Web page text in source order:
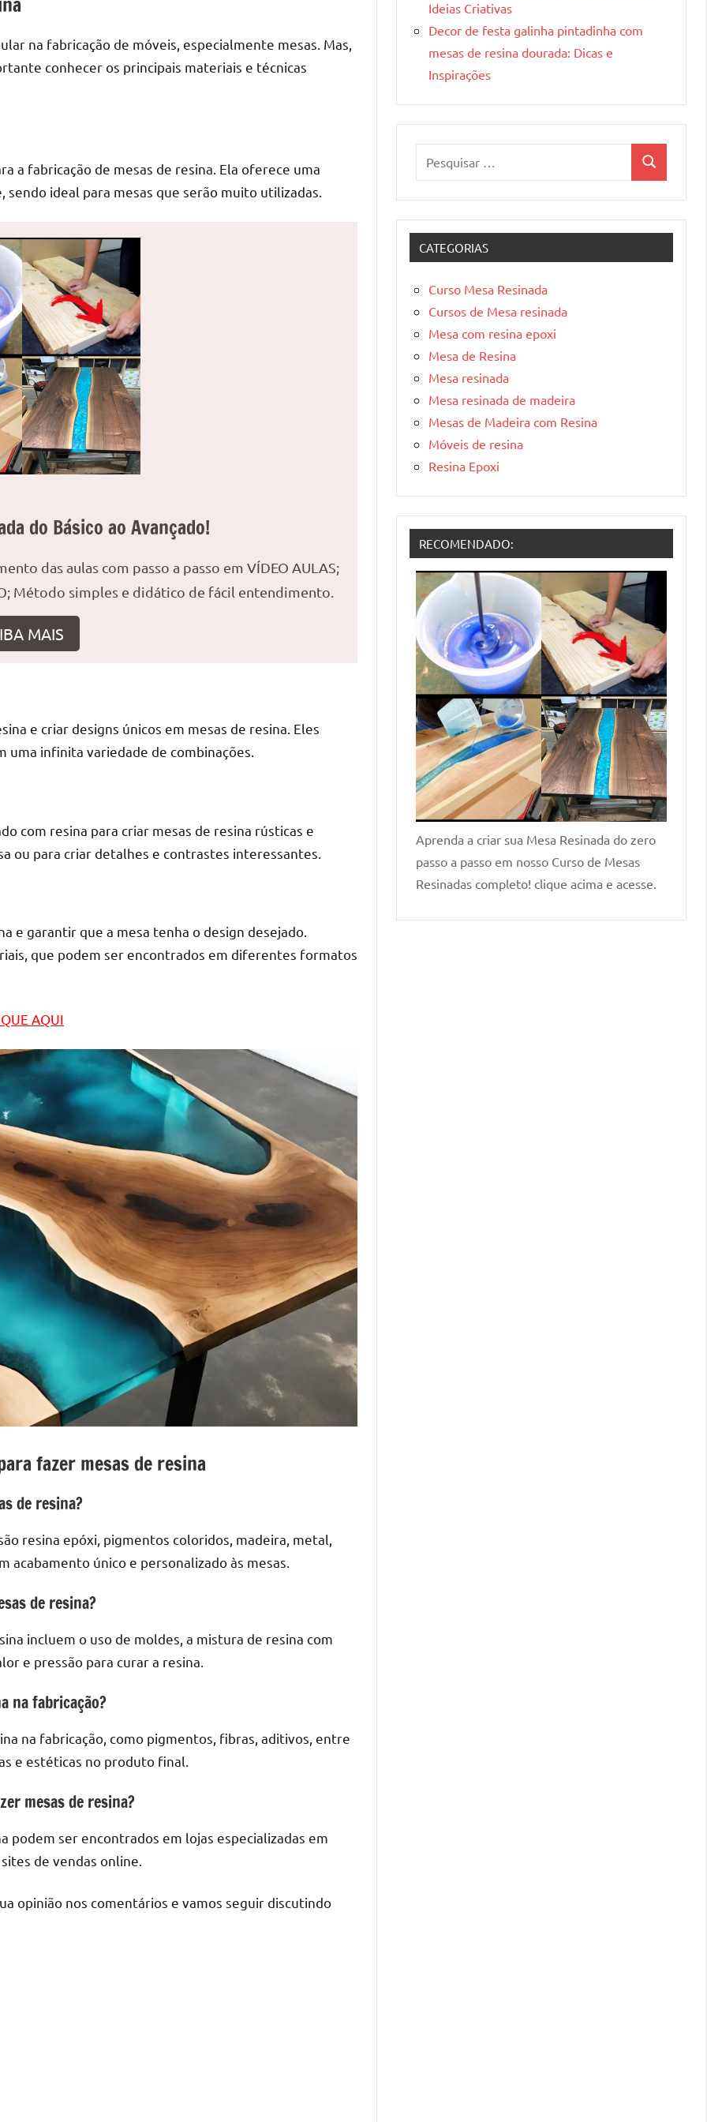
na fabricação de móveis, especialmente mesas. Mas,
conhecer os principais materiais e técnicas
a fabricação de mesas de resina. Ela oferece uma
ideal para mesas que serão muito utilizadas.
do Básico ao Avançado!
das aulas com passo a passo em VÍDEO AULAS;
Método simples e didático de fácil entendimento.
MAIS
e criar designs únicos em mesas de resina. Eles
infinita variedade de combinações.
com resina para criar mesas de resina rústicas e
ou para criar detalhes e contrastes interessantes.
e garantir que a mesa tenha o design desejado.
que podem ser encontrados em diferentes formatos
AQUI
fazer mesas de resina
de resina?
resina epóxi, pigmentos coloridos, madeira, metal,
acabamento único e personalizado às mesas.
de resina?
incluem o uso de moldes, a mistura de resina com
e pressão para curar a resina.
na fabricação?
na fabricação, como pigmentos, fibras, aditivos, entre
e estéticas no produto final.
mesas de resina?
podem ser encontrados em lojas especializadas em
de vendas online.
opinião nos comentários e vamos seguir discutindo
Ideias Criativas
Decor de festa galinha pintadinha com
mesas de resina dourada: Dicas e
Inspirações
Pesquisa
CATEGORIAS
Curso Mesa Resinada
Cursos de Mesa resinada
Mesa com resina epoxi
Mesa de Resina
Mesa resinada
Mesa resinada de madeira
Mesas de Madeira com Resina
Móveis de resina
Resina Epoxi
RECOMENDADO:
Aprenda a criar sua Mesa Resinada do zero
passo a passo em nosso Curso de Mesas
Resinadas completo! clique acima e acesse.